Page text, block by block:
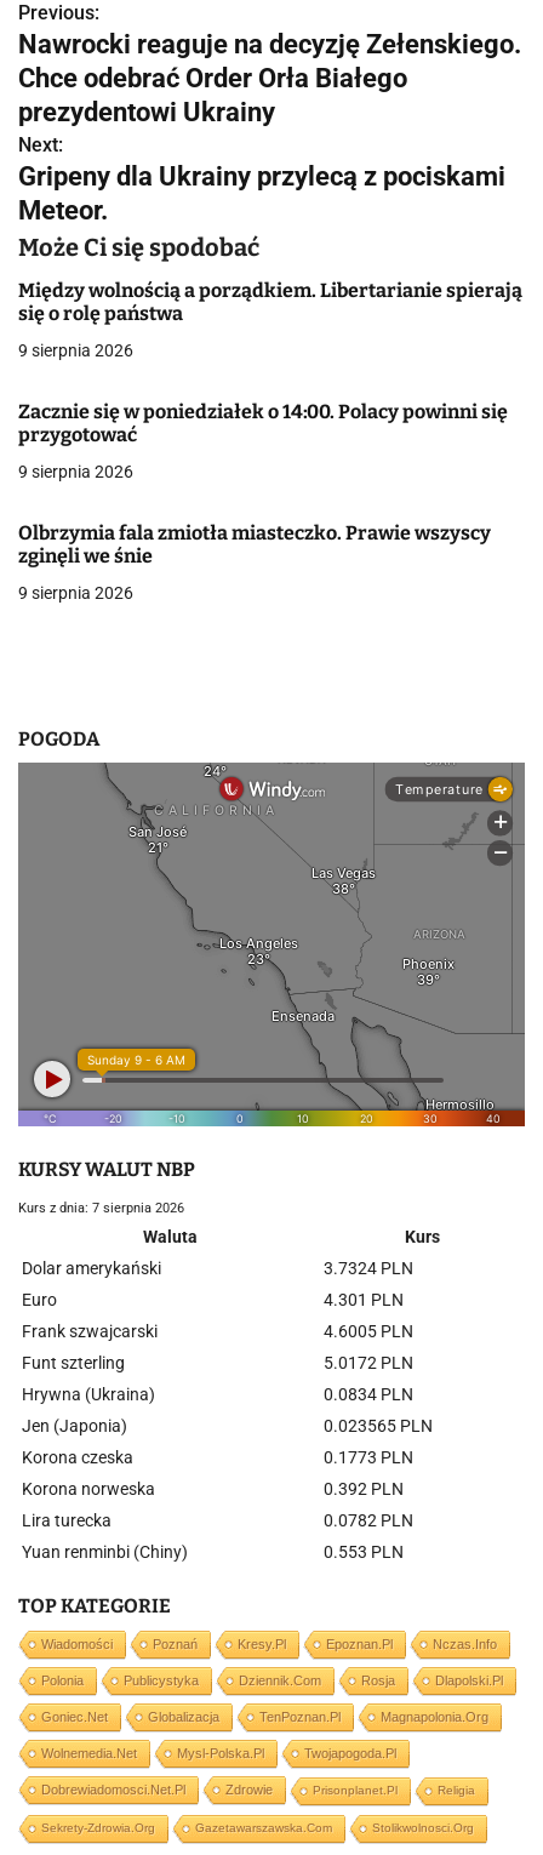
N
a
w
i
g
a
c
j
w
p
i
s
Previous:
Nawrocki reaguje na decyzję Zełenskiego.
Chce odebrać Order Orła Białego
prezydentowi Ukrainy
Next:
Gripeny dla Ukrainy przylecą z pociskami
Meteor.
Może Ci się spodobać
Między wolnością a porządkiem. Libertarianie spierają
się o rolę państwa
9 sierpnia 2026
Zacznie się w poniedziałek o 14:00. Polacy powinni się
przygotować
9 sierpnia 2026
Olbrzymia fala zmiotła miasteczko. Prawie wszyscy
zginęli we śnie
9 sierpnia 2026
POGODA
KURSY WALUT NBP
Kurs z dnia: 7 sierpnia 2026
Waluta
Kurs
Dolar amerykański
3.7324 PLN
Euro
4.301 PLN
Frank szwajcarski
4.6005 PLN
Funt szterling
5.0172 PLN
Hrywna (Ukraina)
0.0834 PLN
Jen (Japonia)
0.023565 PLN
Korona czeska
0.1773 PLN
Korona norweska
0.392 PLN
Lira turecka
0.0782 PLN
Yuan renminbi (Chiny)
0.553 PLN
TOP KATEGORIE
Wiadomości Poznań Kresy.pl Epoznan.pl Nczas.info
Polonia Publicystyka Dziennik.com Rosja Dlapolski.pl
Goniec.net Globalizacja TenPoznan.pl Magnapolonia.org
Wolnemedia.net Mysl-Polska.pl Twojapogoda.pl
Dobrewiadomosci.net.pl Zdrowie Prisonplanet.pl Religia
Sekrety-Zdrowia.org Gazetawarszawska.com Stolikwolnosci.org